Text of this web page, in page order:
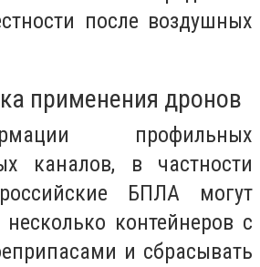
после воздушных
применения дронов
профильных
каналов, в частности
БПЛА могут
контейнеров с
и сбрасывать